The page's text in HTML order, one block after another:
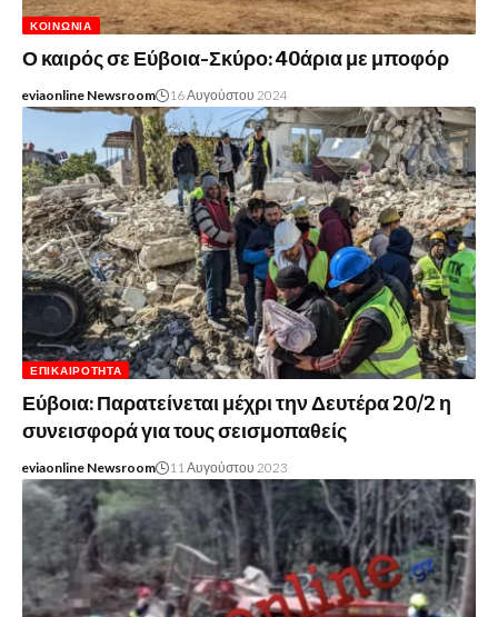
ΚΟΙΝΩΝΊΑ
Ο καιρός σε Εύβοια-Σκύρο: 40άρια με μποφόρ
eviaonline Newsroom 16 Αυγούστου 2024
ΕΠΙΚΑΙΡΌΤΗΤΑ
Εύβοια: Παρατείνεται μέχρι την Δευτέρα 20/2 η
συνεισφορά για τους σεισμοπαθείς
eviaonline Newsroom 11 Αυγούστου 2023